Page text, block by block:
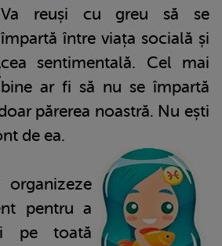
Va reuși cu greu să se
împartă între viața socială și
cea sentimentală. Cel mai
bine ar fi să nu se împartă
părerea noastră. Nu ești
de ea.
pentru a
pe toată